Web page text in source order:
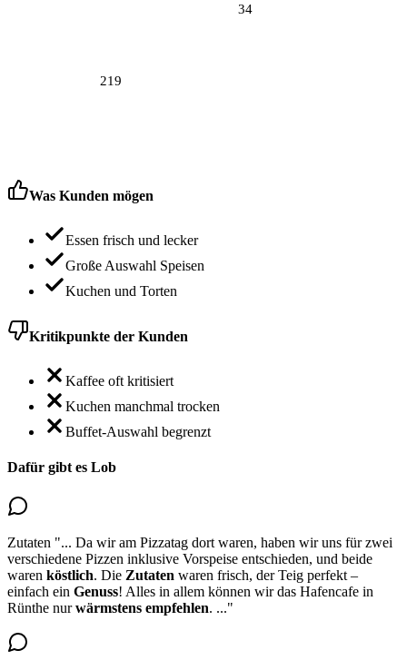
34
219
Was Kunden mögen
Essen frisch und lecker
Große Auswahl Speisen
Kuchen und Torten
Kritikpunkte der Kunden
Kaffee oft kritisiert
Kuchen manchmal trocken
Buffet-Auswahl begrenzt
Dafür gibt es Lob
Zutaten "... Da wir am Pizzatag dort waren, haben wir uns für zwei
verschiedene Pizzen inklusive Vorspeise entschieden, und beide
waren köstlich. Die Zutaten waren frisch, der Teig perfekt –
einfach ein Genuss! Alles in allem können wir das Hafencafe in
Rünthe nurwärmstens empfehlen. ..."